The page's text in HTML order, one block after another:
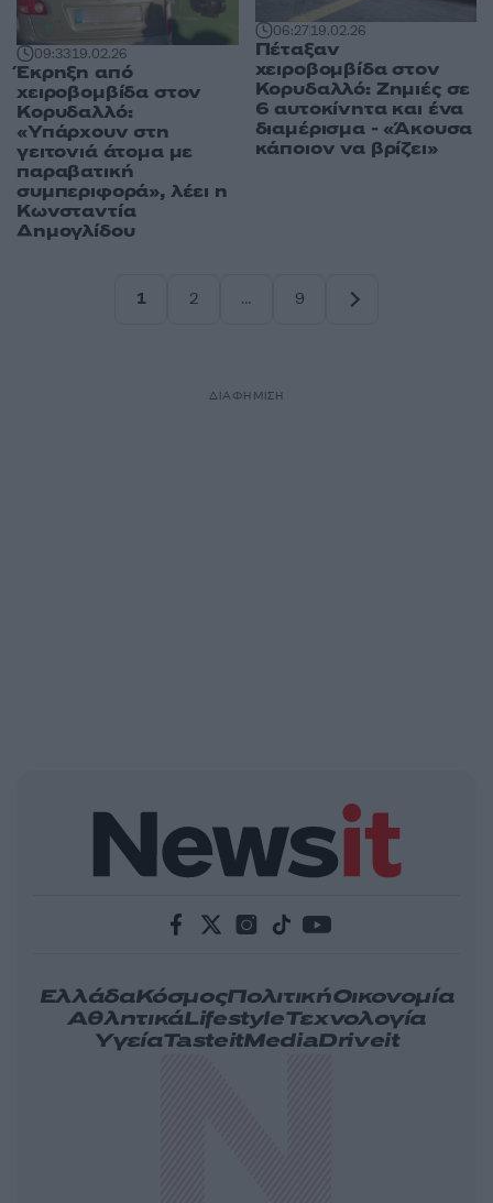
09:3319.02.26
Έκρηξη από
χειροβομβίδα στον
Κορυδαλλό:
«Υπάρχουν στη
γειτονιά άτομα με
παραβατική
συμπεριφορά», λέει η
Κωνσταντία
Δημογλίδου
06:2719.02.26
Πέταξαν
χειροβομβίδα στον
Κορυδαλλό: Ζημιές σε
6 αυτοκίνητα και ένα
διαμέρισμα - «Άκουσα
κάποιον να βρίζει»
1
2
…
9
ΔΙΑΦΗΜΙΣΗ
ΕλλάδαΚόσμοςΠολιτικήΟικονομία
ΑθλητικάLifestyleΤεχνολογία
ΥγείαTasteitMediaDriveit